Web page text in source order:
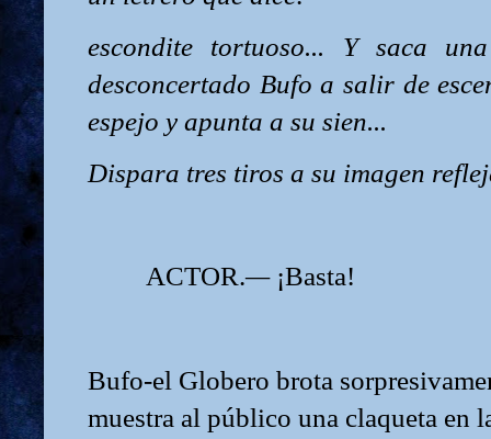
escondite tortuoso... Y saca
desconcertado Bufo a salir de
espejo y apunta a su sien...
Dispara tres tiros a su imagen
ACTOR.—¡Basta!
Bufo-el Globero brota
muestra al público una claqueta en